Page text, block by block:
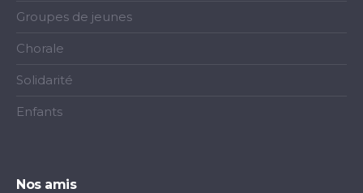
Groupes de jeunes
Chorale
Solidarité
Enfants
Nos amis